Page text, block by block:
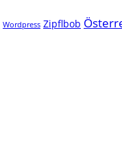
Wordpress Zipflbob